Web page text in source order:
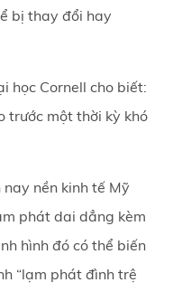
bị thay đổi hay
học Cornell cho biết:
trước một thời kỳ khó
nền kinh tế Mỹ
phát dai dẳng kèm
hình đó có thể biến
“lạm phát đình trệ